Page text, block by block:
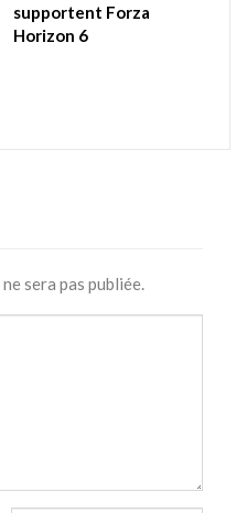
supportent Forza
Horizon 6
sera pas publiée.